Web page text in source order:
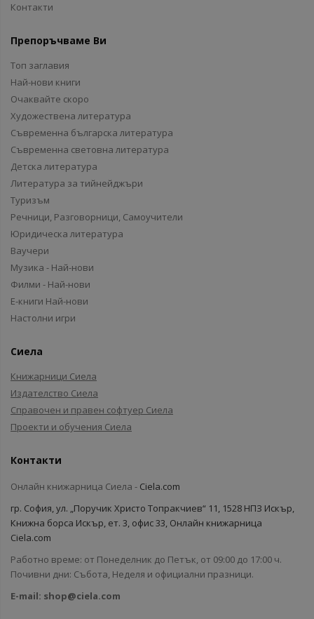
Контакти
Препоръчваме Ви
Топ заглавия
Най-нови книги
Очаквайте скоро
Художествена литература
Съвременна българска литература
Съвременна световна литература
Детска литература
Литература за тийнейджъри
Туризъм
Речници, Разговорници, Самоучители
Юридическа литература
Ваучери
Музика - Най-нови
Филми - Най-нови
Е-книги Най-нови
Настолни игри
Сиела
Книжарници Сиела
Издателство Сиела
Справочен и правен софтуер Сиела
Проекти и обучения Сиела
Контакти
Онлайн книжарница Сиела - Ciela.com
гр. София, ул. „Поручик Христо Топракчиев“ 11, 1528 НПЗ Искър,
Книжна борса Искър, ет. 3, офис 33, Онлайн книжарница
Ciela.com
Работно време: от Понеделник до Петък, от 09:00 до 17:00 ч.
Почивни дни: Събота, Неделя и официални празници.
E-mail: shop@ciela.com